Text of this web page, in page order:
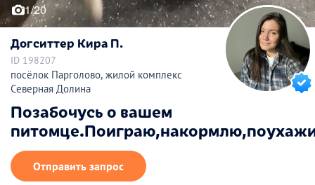
1/20
Догситтер Кира П.
ID 198207
посёлок Парголово, жилой комплекс
Северная Долина
Позабочусь о вашем
Отправить запрос